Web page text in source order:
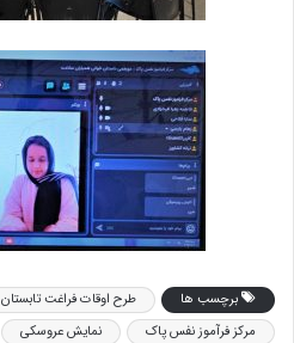
برچسب ها طرح اوقات فراغت تابستان
مرکز فرآموز نفس پاک
نمایش عروسکی